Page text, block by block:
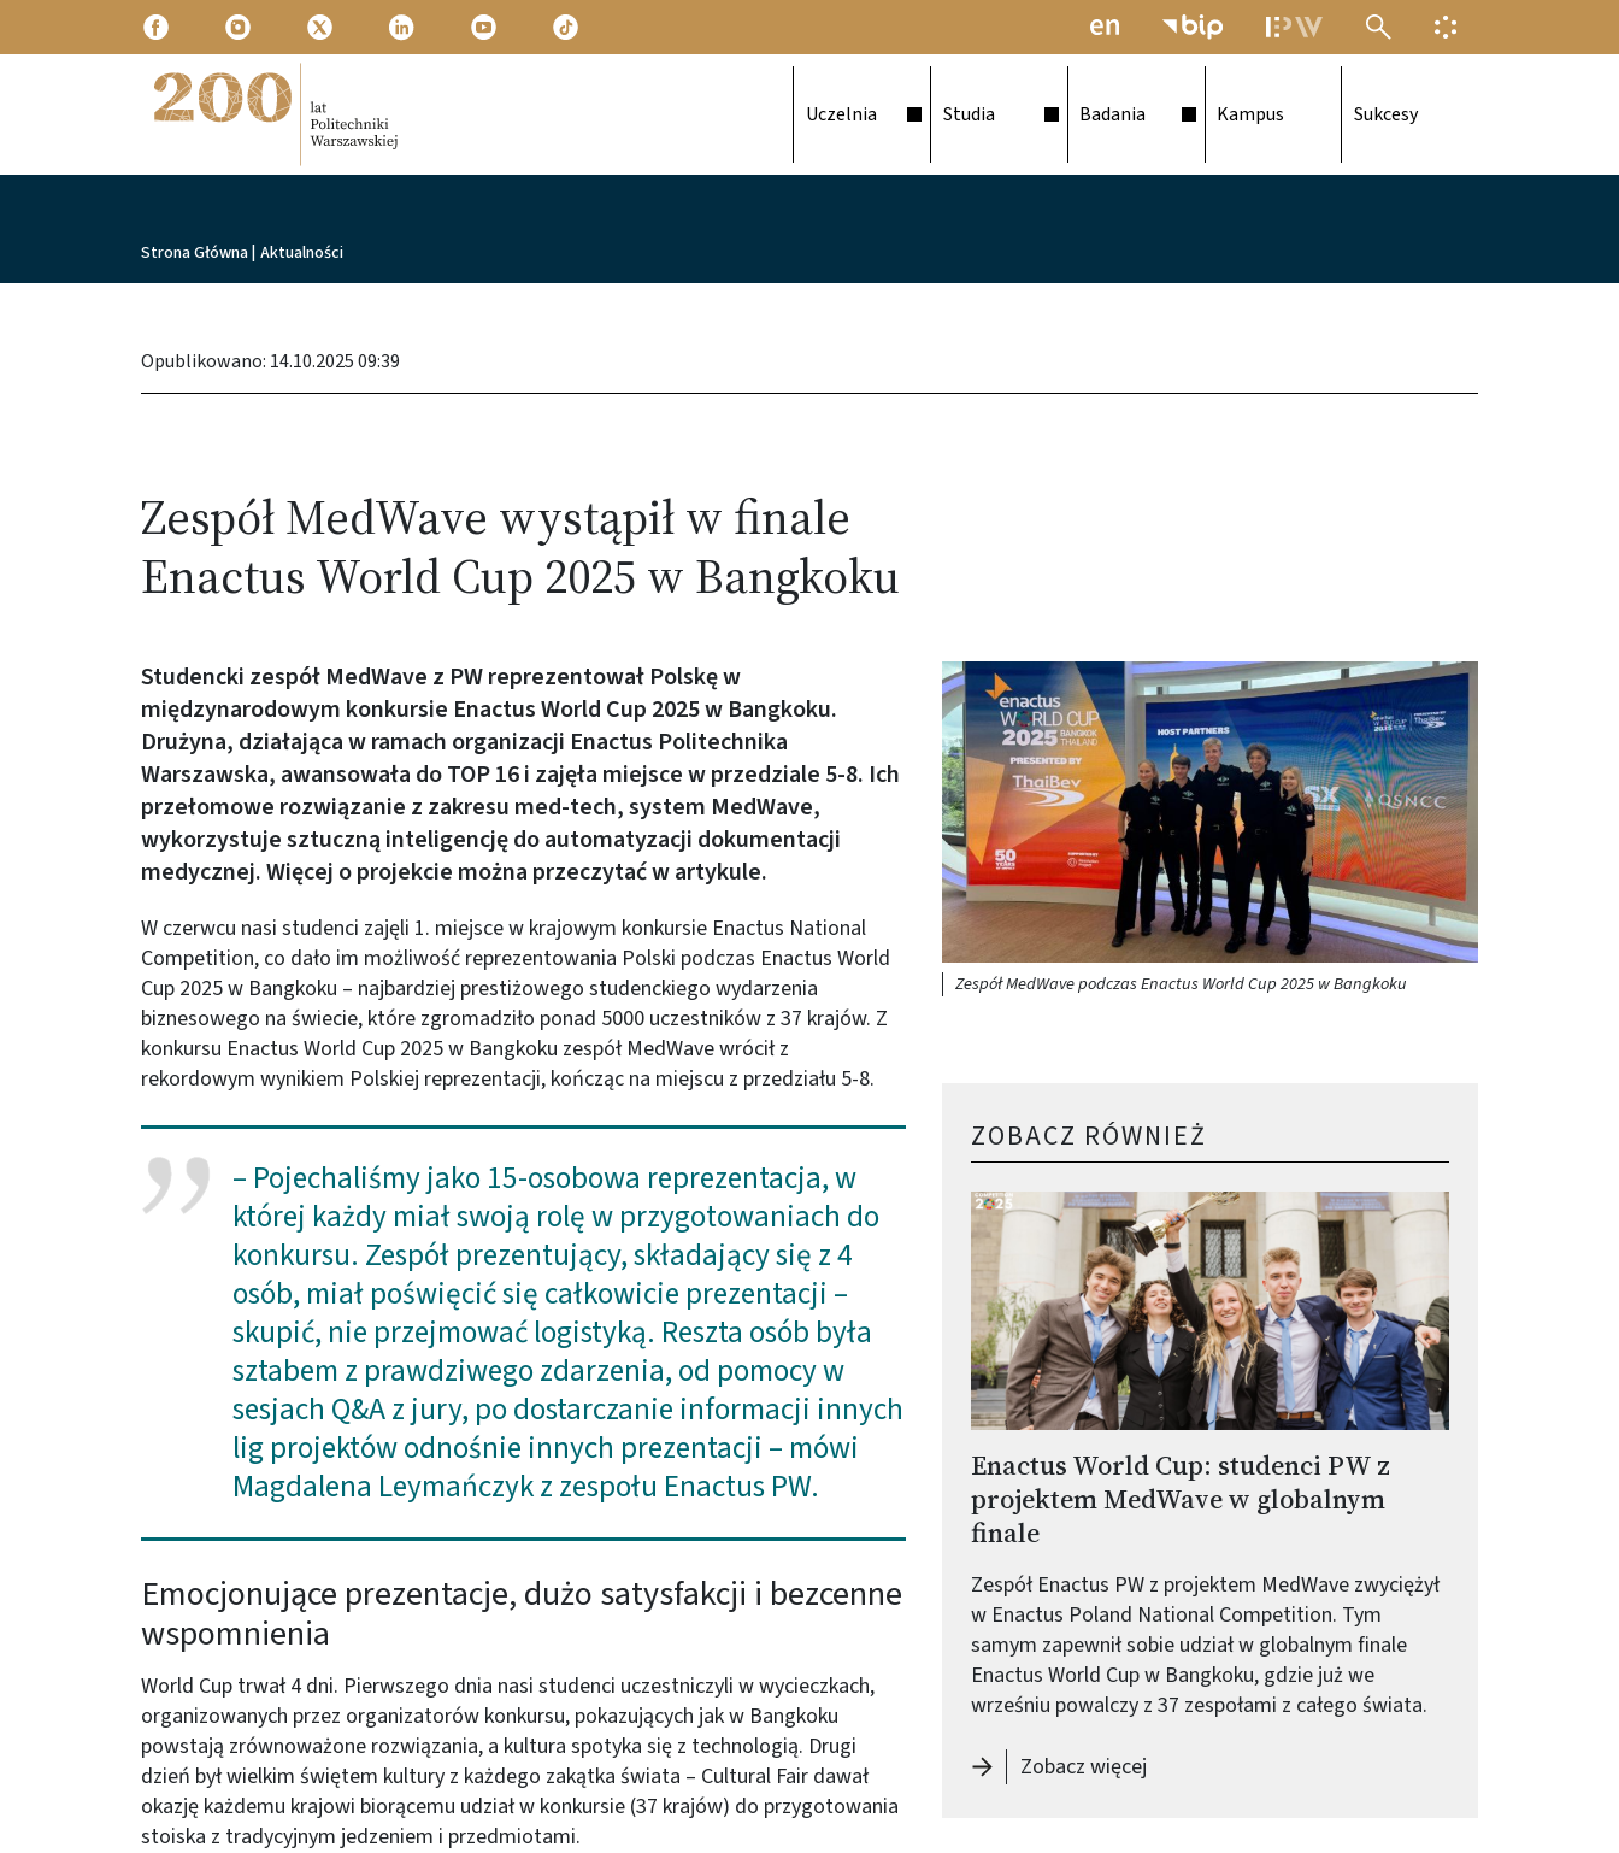
Przejdź do treści
MENU ELEKTRONICZNEJINFORMACJA O
Uczelnia Studia Badania Kampus Sukcesy
Ścieżka nawigacyjna
Strona Główna Aktualności
Opublikowano: 14.10.2025 09:39
Zespół MedWave wystąpił w finale
Enactus World Cup 2025 w Bangkoku
Obraz (old)
Zespół MedWave podczas Enactus World Cup 2025 w Bangkoku
ZOBACZ RÓWNIEŻ
Enactus World Cup: studenci PW z
projektem MedWave w globalnym
finale
Zespół Enactus PW z projektem MedWave zwyciężył
w Enactus Poland National Competition. Tym
samym zapewnił sobie udział w globalnym finale
Enactus World Cup w Bangkoku, gdzie już we
wrześniu powalczy z 37 zespołami z całego świata.
Zobacz więcej-
Studencki zespół MedWave z PW reprezentował Polskę w
międzynarodowym konkursie Enactus World Cup 2025 w Bangkoku.
Drużyna, działająca w ramach organizacji Enactus Politechnika
Warszawska, awansowała do TOP 16 i zajęła miejsce w przedziale 5-8. Ich
przełomowe rozwiązanie z zakresu med-tech, system MedWave,
wykorzystuje sztuczną inteligencję do automatyzacji dokumentacji
medycznej. Więcej o projekcie można przeczytać w artykule.
W czerwcu nasi studenci zajęli 1. miejsce w krajowym konkursie Enactus National
Competition, co dało im możliwość reprezentowania Polski podczas Enactus World
Cup 2025 w Bangkoku – najbardziej prestiżowego studenckiego wydarzenia
biznesowego na świecie, które zgromadziło ponad 5000 uczestników z 37 krajów. Z
konkursu Enactus World Cup 2025 w Bangkoku zespół MedWave wrócił z
rekordowym wynikiem Polskiej reprezentacji, kończąc na miejscu z przedziału 5-8.
– Pojechaliśmy jako 15-osobowa reprezentacja, w
której każdy miał swoją rolę w przygotowaniach do
konkursu. Zespół prezentujący, składający się z 4
osób, miał poświęcić się całkowicie prezentacji –
skupić, nie przejmować logistyką. Reszta osób była
sztabem z prawdziwego zdarzenia, od pomocy w
sesjach Q&A z jury, po dostarczanie informacji innych
lig projektów odnośnie innych prezentacji – mówi
Magdalena Leymańczyk z zespołu Enactus PW.
Emocjonujące prezentacje, dużo satysfakcji i bezcenne
wspomnienia
World Cup trwał 4 dni. Pierwszego dnia nasi studenci uczestniczyli w wycieczkach,
organizowanych przez organizatorów konkursu, pokazujących jak w Bangkoku
powstają zrównoważone rozwiązania, a kultura spotyka się z technologią. Drugi
dzień był wielkim świętem kultury z każdego zakątka świata – Cultural Fair dawał
okazję każdemu krajowi biorącemu udział w konkursie (37 krajów) do przygotowania
stoiska z tradycyjnym jedzeniem i przedmiotami.